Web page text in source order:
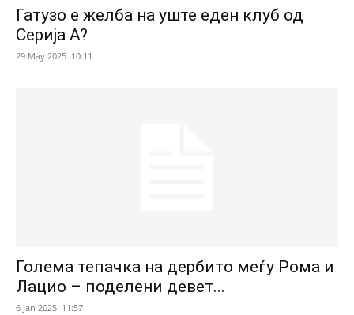
Гатузо е желба на уште еден клуб од
Серија А?
29 May 2025. 10:11
Голема тепачка на дербито меѓу Рома и
Лацио – поделени девет...
6 Jan 2025. 11:57